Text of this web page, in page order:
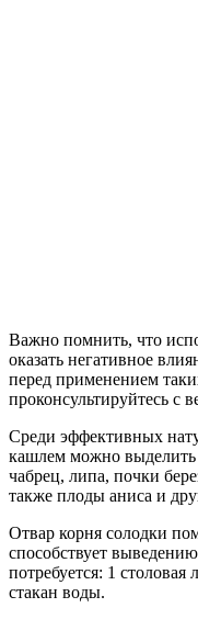
Важно помнить, что
оказать негативное
перед применением
проконсультируйтесь с
Среди эффективных
кашлем можно выделить
чабрец, липа, почки
также плоды аниса и
Отвар корня солодки
способствует
потребуется: 1 столовая
стакан воды.